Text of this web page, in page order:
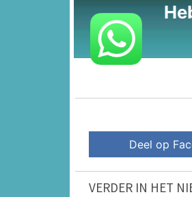
Deel op
VERDER IN HET